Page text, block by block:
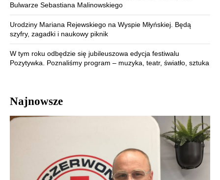
Bulwarze Sebastiana Malinowskiego
Urodziny Mariana Rejewskiego na Wyspie Młyńskiej. Będą
szyfry, zagadki i naukowy piknik
W tym roku odbędzie się jubileuszowa edycja festiwalu
Pozytywka. Poznaliśmy program – muzyka, teatr, światło, sztuka
Najnowsze